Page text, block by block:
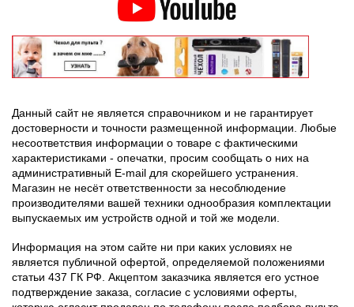
Данный сайт не является справочником и не гарантирует
достоверности и точности размещенной информации. Любые
несоответствия информации о товаре с фактическими
характеристиками - опечатки, просим сообщать о них на
административный E-mail для скорейшего устранения.
Магазин не несёт ответственности за несоблюдение
производителями вашей техники однообразия комплектации
выпускаемых им устройств одной и той же модели.
Информация на этом сайте ни при каких условиях не
является публичной офертой, определяемой положениями
статьи 437 ГК РФ. Акцептом заказчика является его устное
подтверждение заказа, согласие с условиями оферты,